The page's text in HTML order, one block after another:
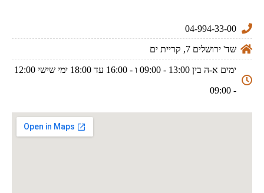
04-994-33-00
שד' ירושלים 7, קריית ים
ימים א-ה בין 13:00 - 09:00 ו - 16:00 עד 18:00 ימי שישי 12:00
- 09:00